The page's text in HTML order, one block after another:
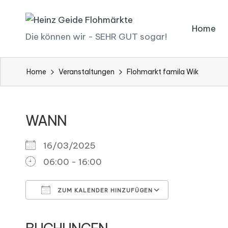
content
H
ei
n
G
ei
d
e
Fl
Die können wir - SEHR GUT sogar!
Home
Home Veranstaltungen Flohmarkt famila Wik
WANN
16/03/2025
06:00 - 16:00
ZUM KALENDER HINZUFÜGEN